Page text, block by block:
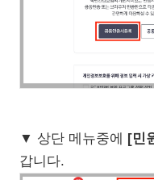
▼ 상단 메뉴중에 [민
갑니다.